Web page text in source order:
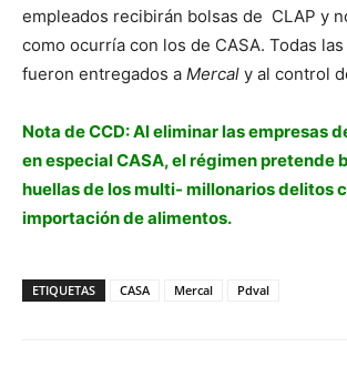
empleados recibirán bolsas de CLAP y
como ocurría con los de CASA. Todas
fueron entregados a Mercal y al control
Nota de CCD: Al eliminar las empresas
en especial CASA, el régimen pretende
huellas de los multi- millonarios delitos
importación de alimentos.
ETIQUETAS CASA Mercal Pdval